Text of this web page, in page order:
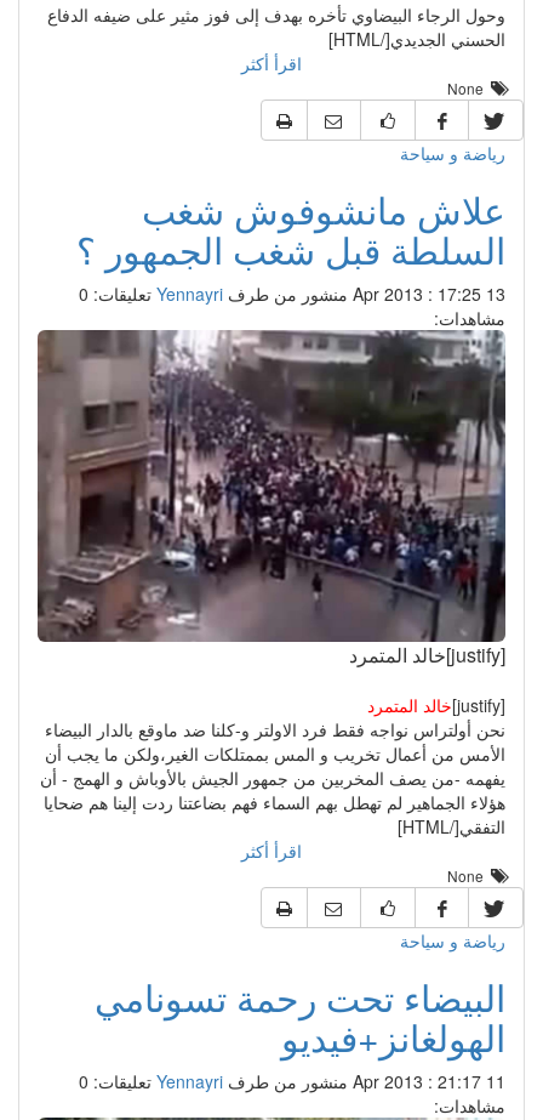
وحول الرجاء البيضاوي تأخره بهدف إلى فوز مثير على ضيفه الدفاع
الحسني الجديدي[/HTML]
اقرأ أكثر
None
رياضة و سياحة
علاش مانشوفوش شغب
السلطة قبل شغب الجمهور ؟
منشور من طرفYennayri تعليقات: 0
مشاهدات:
خالد المتمرد
نحن أولتراس نواجه فقط فرد الاولتر و-كلنا ضد ماوقع بالدار البيضاء
الأمس من أعمال تخريب و المس بممتلكات الغير،ولكن ما يجب أن
يفهمه -من يصف المخربين من جمهور الجيش بالأوباش و الهمج - أن
هؤلاء الجماهير لم تهطل بهم السماء فهم بضاعتنا ردت إلينا هم ضحايا
التفقي[/HTML]
اقرأ أكثر
None
رياضة و سياحة
البيضاء تحت رحمة تسونامي
الهولغانز+فيديو
منشور من طرفYennayri تعليقات: 0
مشاهدات: